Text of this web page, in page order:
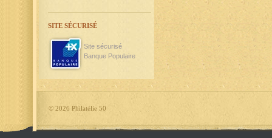
SITE SÉCURISÉ
Site sécurisé
Banque Populaire
© 2026 Philatélie 50